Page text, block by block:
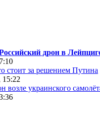
дрон в
стоит за решением Путина
15:22
украинского